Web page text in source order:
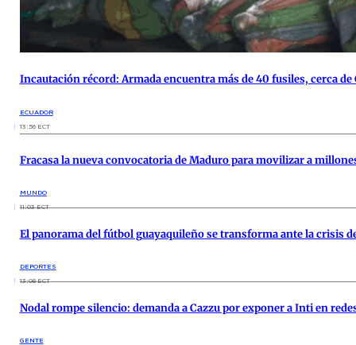
Incautación récord: Armada encuentra más de 40 fusiles, cerca de
ECUADOR
13:56 ECT
Fracasa la nueva convocatoria de Maduro para movilizar a
MUNDO
11:03 ECT
El panorama del fútbol guayaquileño se transforma ante la crisis
DEPORTES
13:08 ECT
Nodal rompe silencio: demanda a Cazzu por exponer a Inti en
GENTE